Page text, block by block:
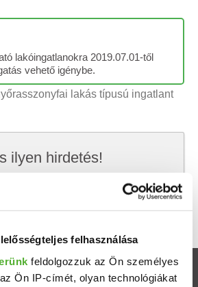
felhasználása
feldolgozzuk az Ön személyes
Ön IP-címét, olyan technológiákat
lakóingatlanokra 2019.07.01-től
vehető igénybe.
lakás típusú ingatlant
ilyen hirdetés!
szempont szerint
megtalálod, amit keresel.